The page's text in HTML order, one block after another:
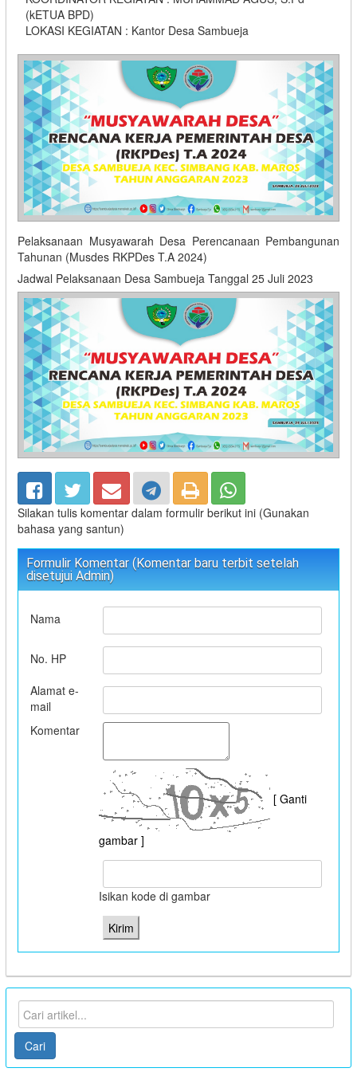
(kETUA BPD)
LOKASI KEGIATAN : Kantor Desa Sambueja
Pelaksanaan Musyawarah Desa Perencanaan Pembangunan
Tahunan (Musdes RKPDes T.A 2024)
Jadwal Pelaksanaan Desa Sambueja Tanggal 25 Juli 2023
Silakan tulis komentar dalam formulir berikut ini (Gunakan
bahasa yang santun)
Formulir Komentar (Komentar baru terbit setelah
disetujui Admin)
Nama
No. HP
Alamat e-
mail
Komentar
[ Ganti
gambar ]
Isikan kode di gambar
Cari